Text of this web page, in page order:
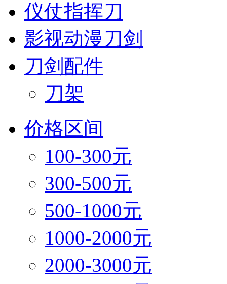
仪仗指挥刀
影视动漫刀剑
刀剑配件
刀架
价格区间
100-300元
300-500元
500-1000元
1000-2000元
2000-3000元